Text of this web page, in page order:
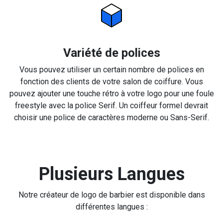
Variété de polices
Vous pouvez utiliser un certain nombre de polices en
fonction des clients de votre salon de coiffure. Vous
pouvez ajouter une touche rétro à votre logo pour une foule
freestyle avec la police Serif. Un coiffeur formel devrait
choisir une police de caractères moderne ou Sans-Serif.
Plusieurs Langues
Notre créateur de logo de barbier est disponible dans
différentes langues :